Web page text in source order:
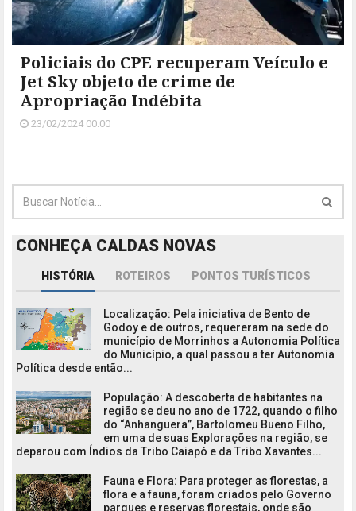
Policiais do CPE recuperam Veículo e
Jet Sky objeto de crime de
Apropriação Indébita
23/02/2024 00:00
CONHEÇA CALDAS NOVAS
HISTÓRIA ROTEIROS PONTOS TURÍSTICOS
Localização: Pela iniciativa de Bento de
Godoy e de outros, requereram na sede do
município de Morrinhos a Autonomia Política
do Município, a qual passou a ter Autonomia
Política desde então...
População: A descoberta de habitantes na
região se deu no ano de 1722, quando o filho
do “Anhanguera”, Bartolomeu Bueno Filho,
em uma de suas Explorações na região, se
deparou com Índios da Tribo Caiapó e da Tribo Xavantes...
Fauna e Flora: Para proteger as florestas, a
flora e a fauna, foram criados pelo Governo
parques e reservas florestais, onde são